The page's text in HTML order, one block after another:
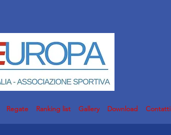
Regate Ranking list Gallery Download Contatti